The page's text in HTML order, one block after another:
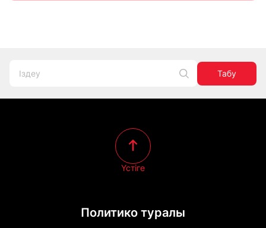
Табу
Политико туралы
Үстіге